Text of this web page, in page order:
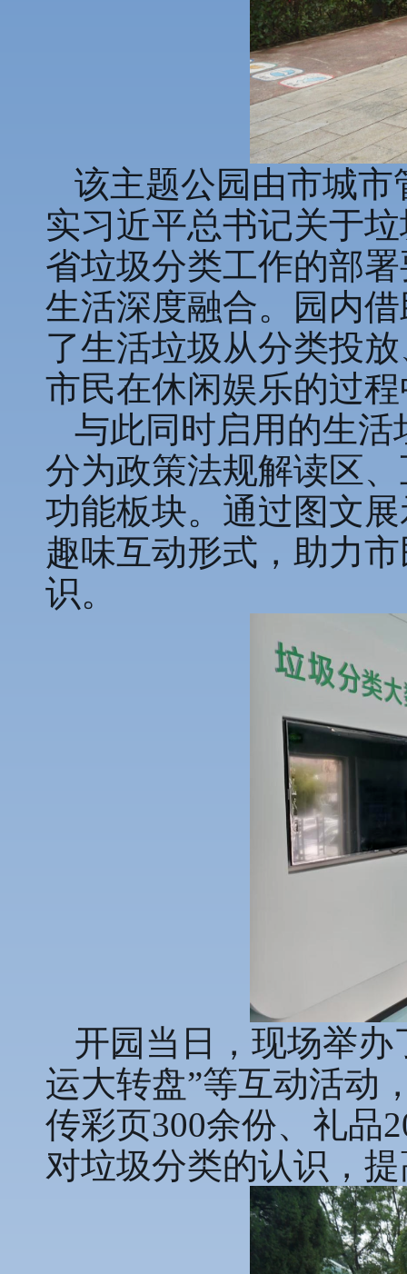
该主题公园由市城
实习近平总书记关于
省垃圾分类工作的部
生活深度融合。园内
了生活垃圾从分类投
市民在休闲娱乐的过
与此同时启用的生
分为政策法规解读区
功能板块。通过图文
趣味互动形式，助力
识。
开园当日，现场举办
运大转盘”等互动活动
传彩页300余份、礼品
对垃圾分类的认识，